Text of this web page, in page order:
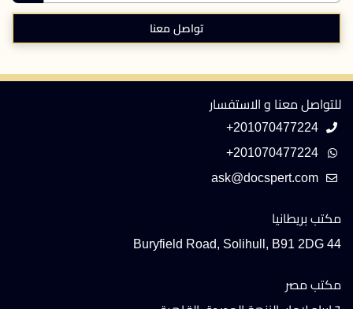
تواصل معنا
للتواصل معنا و الاستفسار
+201070477224
+201070477224
مكتب بريطانيا
44 Buryfield Road, Solihull, B91 2DG
مكتب مصر